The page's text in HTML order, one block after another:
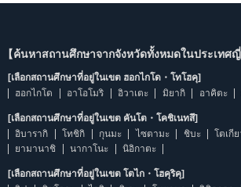
【ค้นหาสถานศึกษาจากจังหวัดทั้งหมดในประเทศญี่
[เลือกสถานศึกษาที่อยู่ในเขต ฮอกไกโด・โทโฮคุ]
ฮอกไกโด
อาโอโมริ อิวาเตะ มิยากิ อาคิตะ
[เลือกสถานศึกษาที่อยู่ในเขต คันโต・โคชิเนทสึ]
อิบารากิ
โทชิกิ กุนมะ ไซตามะ ชิบะ โตเกีย
ยามานาชิ
นากาโนะ นิอิกาตะ
[เลือกสถานศึกษาที่อยู่ในเขต โตไก・โฮคุริคุ]